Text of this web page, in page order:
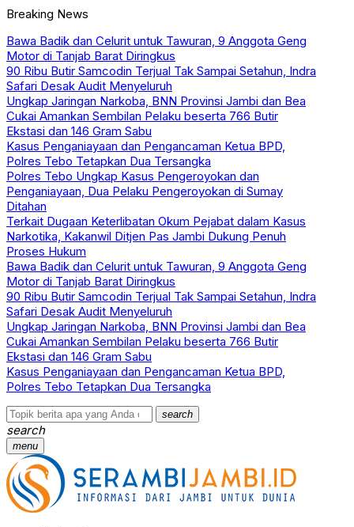
Breaking News
Bawa Badik dan Celurit untuk Tawuran, 9 Anggota Geng
Motor di Tanjab Barat Diringkus
90 Ribu Butir Samcodin Terjual Tak Sampai Setahun, Indra
Safari Desak Audit Menyeluruh
Ungkap Jaringan Narkoba, BNN Provinsi Jambi dan Bea
Cukai Amankan Sembilan Pelaku beserta 766 Butir
Ekstasi dan 146 Gram Sabu
Kasus Penganiayaan dan Pengancaman Ketua BPD,
Polres Tebo Tetapkan Dua Tersangka
Polres Tebo Ungkap Kasus Pengeroyokan dan
Penganiayaan, Dua Pelaku Pengeroyokan di Sumay
Ditahan
Terkait Dugaan Keterlibatan Okum Pejabat dalam Kasus
Narkotika, Kakanwil Ditjen Pas Jambi Dukung Penuh
Proses Hukum
Bawa Badik dan Celurit untuk Tawuran, 9 Anggota Geng
Motor di Tanjab Barat Diringkus
90 Ribu Butir Samcodin Terjual Tak Sampai Setahun, Indra
Safari Desak Audit Menyeluruh
Ungkap Jaringan Narkoba, BNN Provinsi Jambi dan Bea
Cukai Amankan Sembilan Pelaku beserta 766 Butir
Ekstasi dan 146 Gram Sabu
Kasus Penganiayaan dan Pengancaman Ketua BPD,
Polres Tebo Tetapkan Dua Tersangka
search
search
menu